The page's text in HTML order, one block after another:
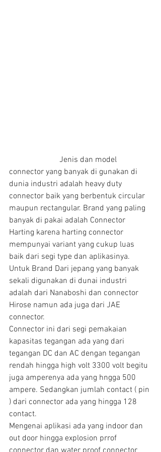
connector yang banyak di gunakan di
dunia industri adalah heavy duty
connector baik yang berbentuk circular
maupun rectangular. Brand yang paling
banyak di pakai adalah Connector
Harting karena harting connector
mempunyai variant yang cukup luas
baik dari segi type dan aplikasinya.
Untuk Brand Dari jepang yang banyak
sekali digunakan di dunai industri
adalah dari Nanaboshi dan connector
Hirose namun ada juga dari JAE
connector.
Connector ini dari segi pemakaian
kapasitas tegangan ada yang dari
tegangan DC dan AC dengan tegangan
rendah hingga high volt 3300 volt begitu
juga amperenya ada yang hngga 500
ampere. Sedangkan jumlah contact ( pin
) dari connector ada yang hingga 128
contact.
Mengenai aplikasi ada yang indoor dan
out door hingga explosion prrof